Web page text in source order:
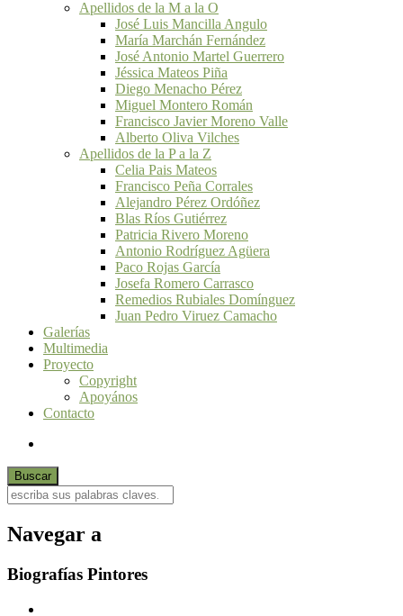
Apellidos de la M a la O
José Luis Mancilla Angulo
María Marchán Fernández
José Antonio Martel Guerrero
Jéssica Mateos Piña
Diego Menacho Pérez
Miguel Montero Román
Francisco Javier Moreno Valle
Alberto Oliva Vilches
Apellidos de la P a la Z
Celia Pais Mateos
Francisco Peña Corrales
Alejandro Pérez Ordóñez
Blas Ríos Gutiérrez
Patricia Rivero Moreno
Antonio Rodríguez Agüera
Paco Rojas García
Josefa Romero Carrasco
Remedios Rubiales Domínguez
Juan Pedro Viruez Camacho
Galerías
Multimedia
Proyecto
Copyright
Apoyános
Contacto
Navegar a
Biografías Pintores